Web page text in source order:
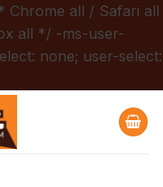
Chrome all / Safari all
all */ -ms-user-
none; user-select: